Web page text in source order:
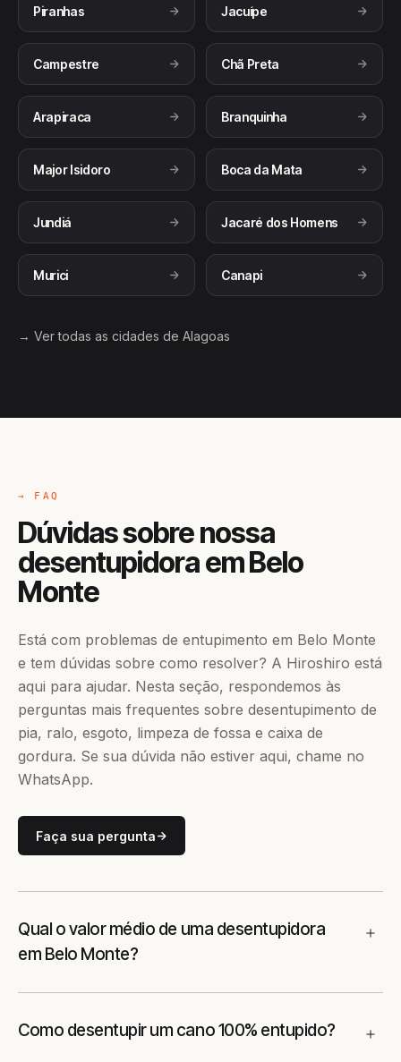
Piranhas Jacuípe
Campestre Chã Preta
Arapiraca Branquinha
Major Isidoro Boca da Mata
Jundiá Jacaré dos Homens
Murici Canapi
→ Ver todas as cidades de Alagoas
→ FAQ
Dúvidas sobre nossa
desentupidora em Belo
Monte
Está com problemas de entupimento em Belo Monte
e tem dúvidas sobre como resolver? A Hiroshiro está
aqui para ajudar. Nesta seção, respondemos às
perguntas mais frequentes sobre desentupimento de
pia, ralo, esgoto, limpeza de fossa e caixa de
gordura. Se sua dúvida não estiver aqui, chame no
WhatsApp.
Faça sua pergunta
Qual o valor médio de uma desentupidora
em Belo Monte?
Como desentupir um cano 100% entupido?